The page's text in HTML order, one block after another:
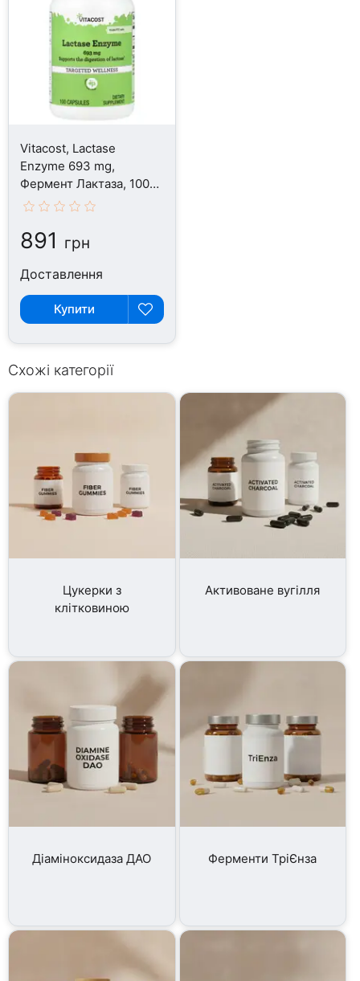
Vitacost, Lactase
Enzyme 693 mg,
Фермент Лактаза, 100
капсул
891 грн
Доставлення
Купити
Схожі категорії
Цукерки з
клітковиною
Активоване вугілля
Діаміноксидаза ДАО Ферменти ТріЄнза